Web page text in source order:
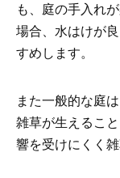
も、庭の手入れ
場合、水はけが
すめします。
また一般的な庭
雑草が生えるこ
響を受けにくく